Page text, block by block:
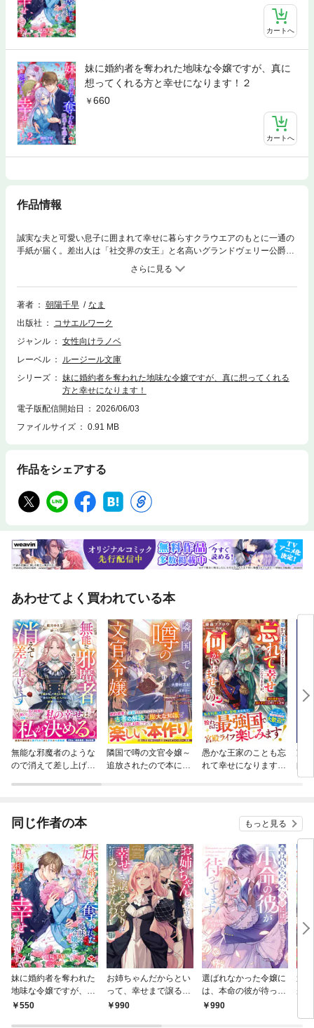
カートへ
妹に婚約者を奪われた地味な令嬢ですが、真に
想ってくれる方と幸せになります！２
660
カートへ
作品情報
誠実な夫と可愛い息子に囲まれて幸せに暮らすクラウエアのもとに一通の
手紙が届く。差出人は「社交界の女王」と名高いグランドヴェリー公爵夫
人。その内容はクラウエアへの講演会の依頼と妹セシリアの同行を誘うも
のだった…！十年前、姉であるクラウエアから婚約者を奪ったものの贅沢
三昧な暮らしぶりが原因で没落、夫に見放されて離婚したセシリア。実家
で引きこもりがちだった彼女はこのままではいけないと王都行きを決める
く王都を舞台に姉妹の絆が試される逆転ラブストーリーのその後を描い
た、希望と再生の物語。
著者 朝陽千早
なま
出版社
コサエルワーク
ジャンル
女性向けラノベ
レーベル
ルージール文庫
シリーズ
妹に婚約者を奪われた地味な令嬢ですが、真に想ってくれる
方と幸せになります！
電子版配信開始日
2026/06/03
ファイルサイズ
0.91 MB
作品をシェアする
あわせてよく買われている本
無能な邪魔者のような
ので消えて差し上げま
て～
隣国で噂の文官令嬢～
追放されたので本に夢
愚かな王家のことも忘
れて幸せになります
家
師
ま
同じ作者の本 もっと見る
妹に婚約者を奪われた
地味な令嬢ですが、真
に想ってくれる方と幸
550
お姉ちゃんだからとい
って、幸せまで譲るつ
もりはありませんわ！
990
選ばれなかった令嬢に
は、本命の彼が待って
います！ アンソロジー
990
逆
が
ミ